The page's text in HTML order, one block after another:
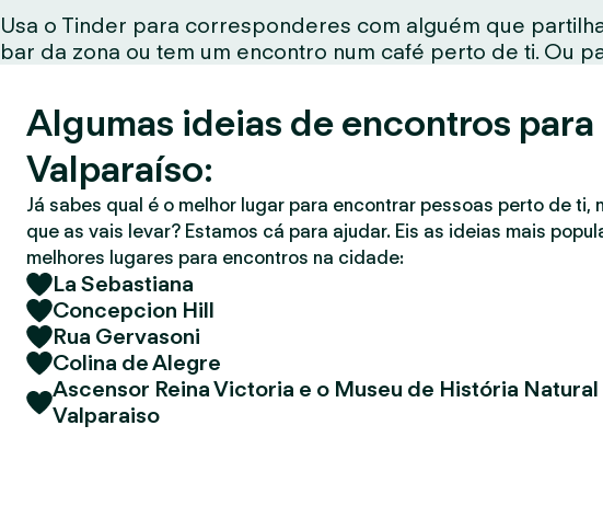
o
T
d
e
r
Usa o Tinder para corresponderes com alguém que
bar da zona ou tem um encontro num café perto de ti. Ou
Algumas ideias de encontros para
Valparaíso:
Já sabes qual é o melhor lugar para encontrar pessoas perto de ti,
que as vais levar? Estamos cá para ajudar. Eis as ideias mais
melhores lugares para encontros na cidade:
La Sebastiana
Concepcion Hill
Rua Gervasoni
Colina de Alegre
Ascensor Reina Victoria e o Museu de História Natural
Valparaiso